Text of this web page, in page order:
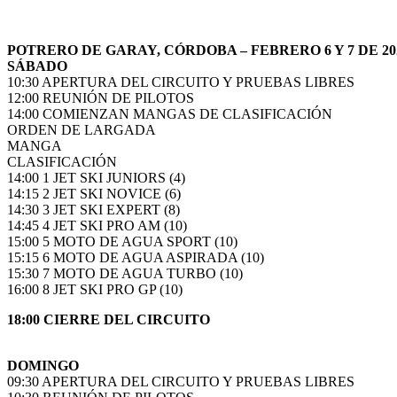
POTRERO DE GARAY, CÓRDOBA – FEBRERO 6 Y 7 DE
SÁBADO
10:30 APERTURA DEL CIRCUITO Y PRUEBAS LIBRES
12:00 REUNIÓN DE PILOTOS
14:00 COMIENZAN MANGAS DE CLASIFICACIÓN
ORDEN DE LARGADA
MANGA
CLASIFICACIÓN
14:00 1 JET SKI JUNIORS (4)
14:15 2 JET SKI NOVICE (6)
14:30 3 JET SKI EXPERT (8)
14:45 4 JET SKI PRO AM (10)
15:00 5 MOTO DE AGUA SPORT (10)
15:15 6 MOTO DE AGUA ASPIRADA (10)
15:30 7 MOTO DE AGUA TURBO (10)
16:00 8 JET SKI PRO GP (10)
18:00 CIERRE DEL CIRCUITO
DOMINGO
09:30 APERTURA DEL CIRCUITO Y PRUEBAS LIBRES